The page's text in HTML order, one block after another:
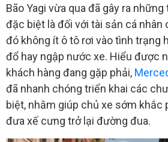
Bão Yagi vừa qua đã gây ra
đặc biệt là đối với tài sản cá nhân
đó không ít ô tô rơi vào tình trạng
đổ hay ngập nước xe. Hiểu được
khách hàng đang gặp phải,
đã nhanh chóng triển khai các
biệt, nhằm giúp chủ xe sớm khắc
đưa xế cưng trở lại đường đua.